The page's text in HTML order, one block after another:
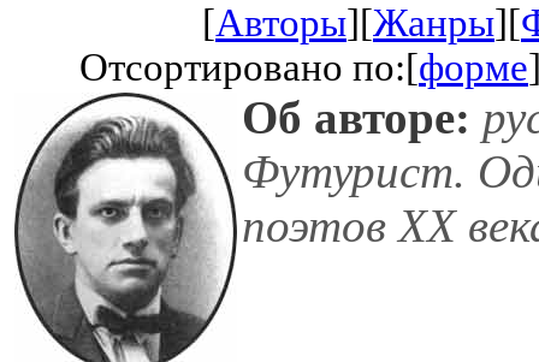
[Авторы][Жанры][
Отсортировано по:[форме
Об авторе:
Футурист.
поэтов XX